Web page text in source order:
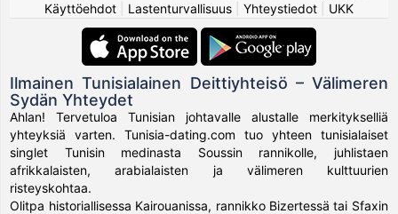
Käyttöehdot
Lastenturvallisuus Yhteystiedot UKK
Ilmainen Tunisialainen Deittiyhteisö – Välimeren
Sydän Yhteydet
Ahlan! Tervetuloa Tunisian johtavalle alustalle merkitykselliä
yhteyksiä varten. Tunisia-dating.com tuo yhteen tunisialaiset
singlet Tunisin medinasta Soussin rannikolle, juhlistaen
afrikkalaisten, arabialaisten ja välimeren kulttuurien
risteyskohtaa.
Olitpa historiallisessa Kairouanissa, rannikko Bizertessä tai Sfaxin